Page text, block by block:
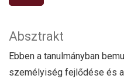
Absztrakt
Ebben a tanulmányban
személyiség fejlődése és